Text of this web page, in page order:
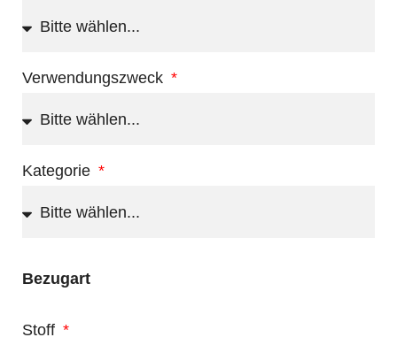
Verwendungszweck
Kategorie
Bezugart
Stoff